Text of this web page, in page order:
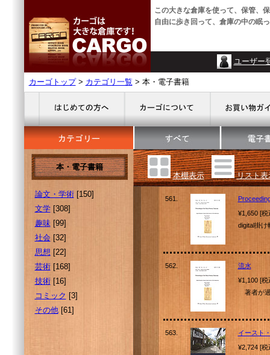
この大きな倉庫を使って、保管、
自由に歩き回って、倉庫の中の眠
ユーザー
カーゴトップ> カテゴリ一覧 > 本・電子書籍
本・電子書籍
論文・学術[150]
文学[308]
趣味[99]
社会[32]
思想 [22]
芸術[168]
技術[16]
コミック [3]
その他[61]
本棚表示 リスト表
561.
¥1,650 [
digital掛け
562.
流水
¥1,100 [
著者が
563.
イースト
¥2,724 [